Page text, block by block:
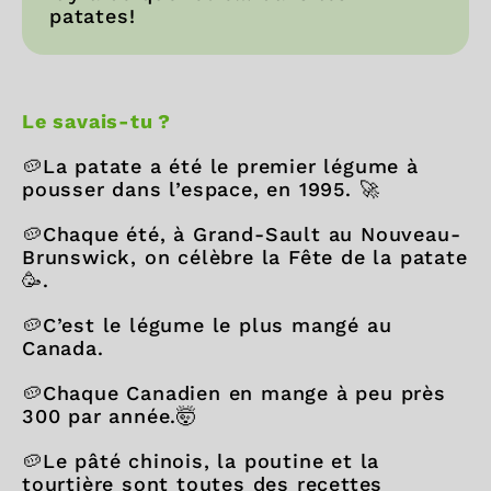
patates!
Le savais-tu ?
🥔La patate a été le premier légume à
pousser dans l’espace, en 1995. 🚀
🥔Chaque été, à Grand-Sault au Nouveau-
Brunswick, on célèbre la Fête de la patate
🥳.
🥔C’est le légume le plus mangé au
Canada.
🥔Chaque Canadien en mange à peu près
300 par année.🤯
🥔Le pâté chinois, la poutine et la
tourtière sont toutes des recettes